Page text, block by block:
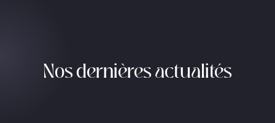
Nos dernières actualités